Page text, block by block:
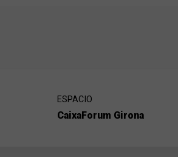
ESPACIO
CaixaForum Girona